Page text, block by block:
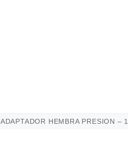
ADAPTADOR HEMBRA PRESION –